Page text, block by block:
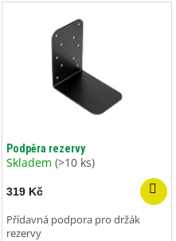
Podpěra rezervy
Skladem (>10 ks)
319 Kč
Přídavná podpora pro držák
rezervy